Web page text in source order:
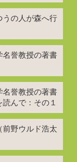
うの人が森へ行
名誉教授の著書
名誉教授の著書
んで：その１
野ウルド浩太